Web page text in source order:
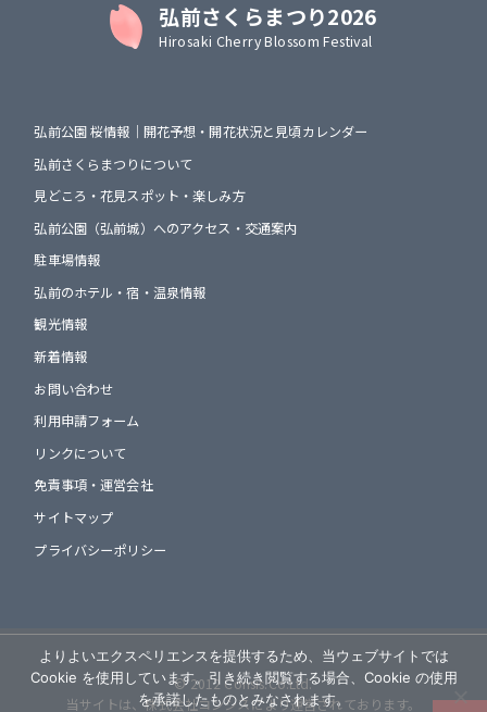
弘前さくらまつり2026
Hirosaki Cherry Blossom Festival
弘前公園 桜情報｜開花予想・開花状況と見頃カレンダー
弘前さくらまつりについて
見どころ・花見スポット・楽しみ方
弘前公園（弘前城）へのアクセス・交通案内
駐車場情報
弘前のホテル・宿・温泉情報
観光情報
新着情報
お問い合わせ
利用申請フォーム
リンクについて
免責事項・運営会社
サイトマップ
プライバシーポリシー
© 2012 Consis.Co.Ltd.
当サイトは、株式会社コンシスにより運営されております。
よりよいエクスペリエンスを提供するため、当ウェブサイトでは
Cookie を使用しています。引き続き閲覧する場合、Cookie の使用
を承諾したものとみなされます。